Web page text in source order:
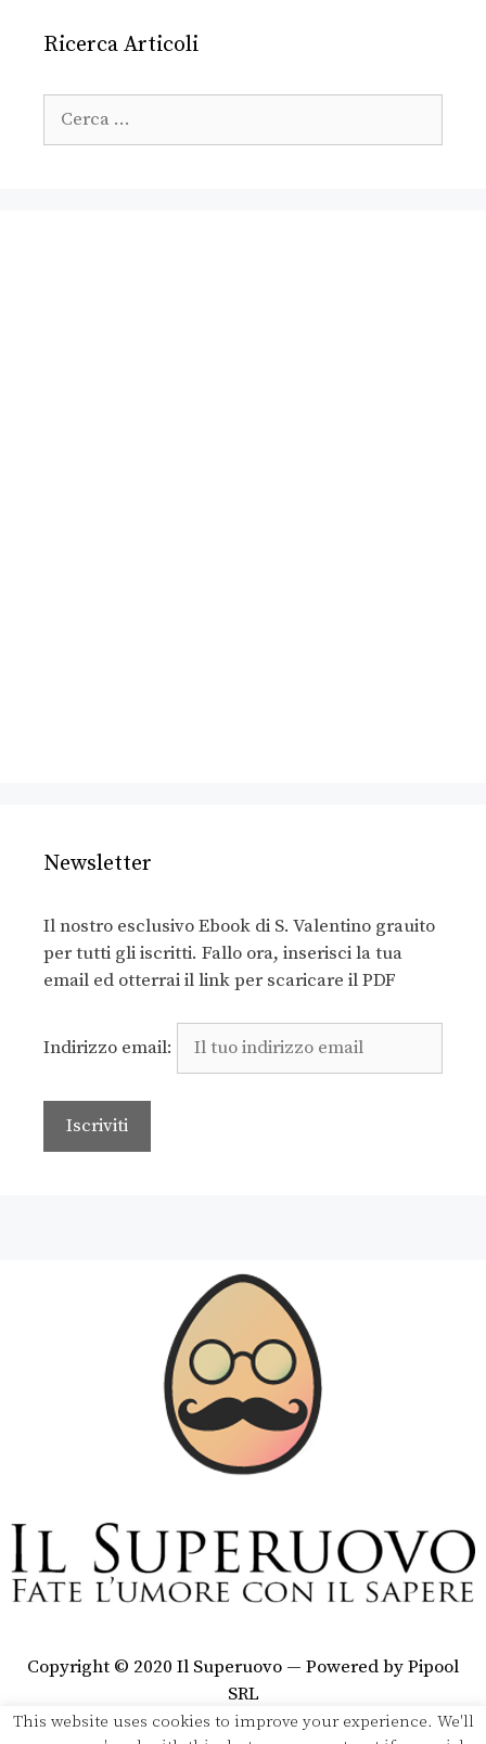
Ricerca Articoli
Newsletter
Il nostro esclusivo Ebook di S. Valentino grauito
per tutti gli iscritti. Fallo ora, inserisci la tua
email ed otterrai il link per scaricare il PDF
Indirizzo email:
Copyright © 2020 Il Superuovo — Powered by Pipool
SRL